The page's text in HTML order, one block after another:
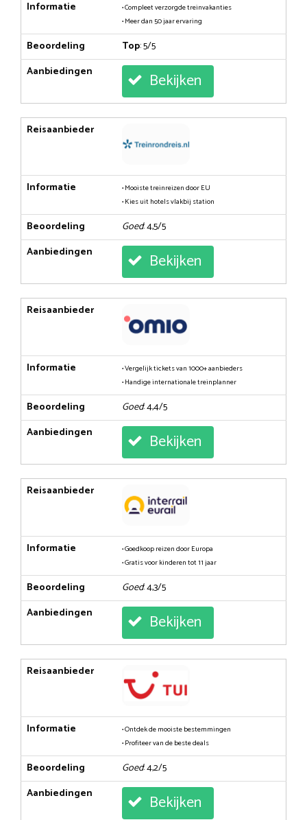
Informatie
• Compleet verzorgde treinvakanties
• Meer dan 50 jaar ervaring
Beoordeling Top: 5/5
Aanbiedingen
Bekijken
Reisaanbieder
Informatie
• Mooiste treinreizen door EU
• Kies uit hotels vlakbij station
Beoordeling Goed: 4,5/5
Aanbiedingen
Bekijken
Reisaanbieder
Informatie
• Vergelijk tickets van 1000+ aanbieders
• Handige internationale treinplanner
Beoordeling Goed: 4,4/5
Aanbiedingen
Bekijken
Reisaanbieder
Informatie
• Goedkoop reizen door Europa
• Gratis voor kinderen tot 11 jaar
Beoordeling Goed: 4,3/5
Aanbiedingen
Bekijken
Reisaanbieder
Informatie
• Ontdek de mooiste bestemmingen
• Profiteer van de beste deals
Beoordeling Goed: 4,2/5
Aanbiedingen
Bekijken